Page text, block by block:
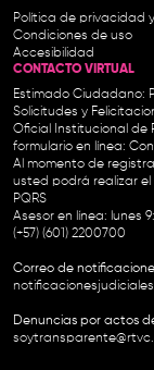
Política de privacidad
Condiciones de uso
Accesibilidad
CONTACTO VIRTUAL
Estimado Ciudadano:
Solicitudes y
Oficial Institucional de
formulario en línea:
Al momento de
usted podrá realizar el
PQRS
Asesor en línea: lunes
(+57) (601) 2200700
Correo de
Denuncias por actos